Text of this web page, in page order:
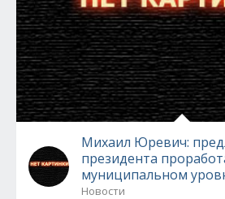
Михаил Юревич:
президента
муниципальном
Новости